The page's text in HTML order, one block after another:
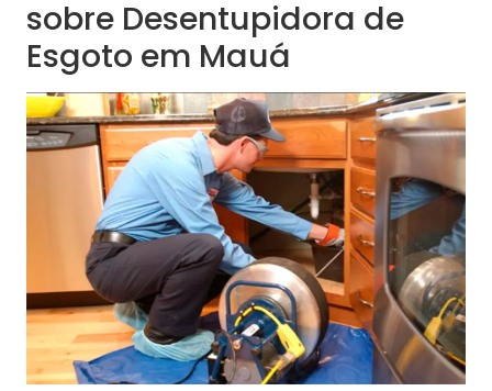
sobre Desentupidora de
Esgoto em Mauá